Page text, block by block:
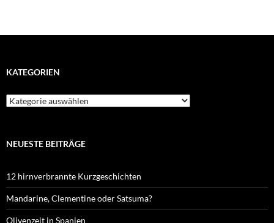
KATEGORIEN
Kategorien
NEUESTE BEITRÄGE
12 hirnverbrannte Kurzgeschichten
Mandarine, Clementine oder Satsuma?
Olivenzeit in Spanien